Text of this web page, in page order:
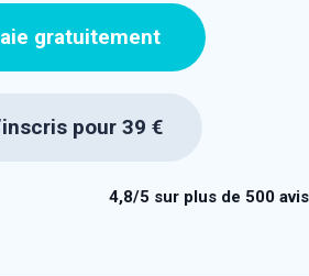
gratuitement
pour 39 €
4,8/5 sur plus de 500 avis